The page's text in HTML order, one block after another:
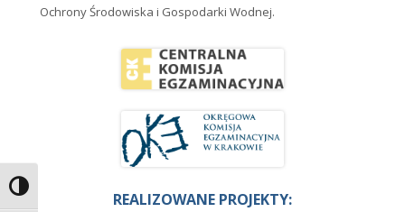
Przełącz wysoki kontrast
Ochrony Środowiska i Gospodarki Wodnej.
REALIZOWANE PROJEKTY: